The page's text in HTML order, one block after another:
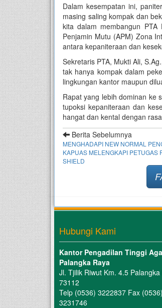
Dalam kesempatan ini,
masing saling kompak dan
kita dalam membangun
Penjamin Mutu (APM) Zona
antara kepaniteraan dan
Sekretaris PTA, Mukti Ali,
tak hanya kompak dalam
lingkungan kantor maupun
Rapat yang lebih dominan ke
tupoksi kepaniteraan dan
hangat dan kental dengan
Berita Sebelumnya
MENGHADAPI NEW NORMAL
KAPUAS MELENGKAPI PETUGAS
SHIELD
Hubungi Kami
Kantor Pengadilan Tinggi
Palangka Raya
Jl. Tjilik Riwut Km. 4.5 Palangka
73112
Telp (0536) 3222837 Fax (0536)
3231746